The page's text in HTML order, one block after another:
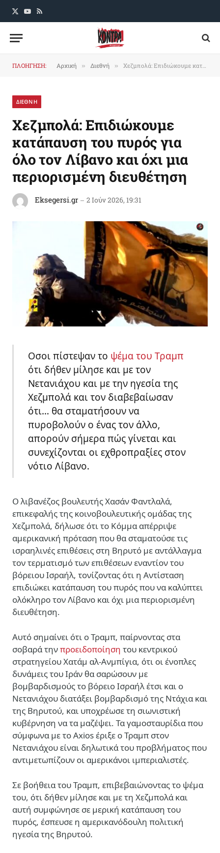
X
YouTube
RSS
ΠΛΟΗΓΗΣΗ: Αρχική » Διεθνή » Χεζμπολά: Επιδιώκουμε κατάπαυση του πυρός για όλο τον Λίβανο και όχι μια περιορισμένη διευθέτηση
ΔΙΕΘΝΗ
Χεζμπολά: Επιδιώκουμε
κατάπαυση του πυρός για
όλο τον Λίβανο και όχι μια
περιορισμένη διευθέτηση
Eksegersi.gr 2 Ιούν 2026, 19:31
Οσοι πίστεψαν το ψέμα του Τραμπ
ότι δήθεν μίλησε και με τον
Νετανιάχου και με την ηγεσία της
Χεζμπολά και τον διαβεβαίωσαν
ότι… θα σταματήσουν να
πυροβολούν ο ένας τον άλλο,
απορούν σήμερα πώς γίνεται και
συνεχίζονται οι εχθροπραξίες στον
νότιο Λίβανο.
Ο λιβανέζος βουλευτής Χασάν Φαντλαλά,
επικεφαλής της κοινοβουλευτικής ομάδας της
Χεζμπολά, δήλωσε ότι το Κόμμα απέρριψε
αμερικανική πρόταση που θα σταματούσε τις
ισραηλινές επιθέσεις στη Βηρυτό με αντάλλαγμα
τον τερματισμό των επιθέσεων εναντίον του
βόρειου Ισραήλ, τονίζοντας ότι η Αντίσταση
επιδιώκει κατάπαυση του πυρός που να καλύπτει
ολόκληρο τον Λίβανο και όχι μια περιορισμένη
διευθέτηση.
Αυτό σημαίνει ότι ο Τραμπ, παίρνοντας στα
σοβαρά τηνπροειδοποίηση του κεντρικού
στρατηγείου Χατάμ αλ-Ανμπίγια, ότι οι ένοπλες
δυνάμεις του Ιράν θα σαρώσουν με
βομβαρδισμούς το βόρειο Ισραήλ έτσι και ο
Νετανιάχου διατάξει βομβαρδισμό της Ντάχια και
της Βηρυτού, και υποχρέωσε τη σιωνιστική
κυβέρνηση να τα μαζέψει. Τα γαμοσταυρίδια που
σύμφωνα με το Axios έριξε ο Τραμπ στον
Νετανιάχου είναι δηλωτικά του προβλήματος που
αντιμετωπίζουν οι αμερικάνοι ιμπεριαλιστές.
Σε βοήθεια του Τραμπ, επιβεβαιώνοντας το ψέμα
του, ότι δήθεν μίλησε και με τη Χεζμπολά και
αυτή συμφώνησε σε μερική κατάπαυση του
πυρός, έσπευσε η αμερικανόδουλη πολιτική
ηγεσία της Βηρυτού.